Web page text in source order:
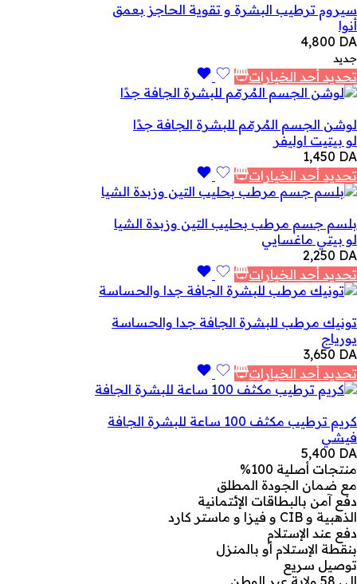
سيروم ترطيب البشرة و تقوية الحاجز بعمق
أنوا
4,800 DA
جديد
تحديد أحد الخيارات
لوشن الجسم المُرمّم للبشرة الجافة جدًا
لو بيتيت اوليفر
1,450 DA
تحديد أحد الخيارات
بلسم جسم مرطب بحليب التين وزبدة الشيا
لو بيتي ماغسايي
2,250 DA
تحديد أحد الخيارات
تونيك مرطب للبشرة الجافة جدا والحساسة
يورياج
3,650 DA
تحديد أحد الخيارات
كريم ترطيب مكثف 100 ساعة للبشرة الجافة
فيشي
5,400 DA
منتجات أصلية 100%
مع ضمان الجودة المطلق
دفع آمن بالبطاقات الإئتمانية
الذهبية و CIB و فيزا و ماستر كارد
دفع عند الإستلام
بنقطة الإستلام أو بالمنزل
توصيل سريع
إلى 58 ولاية عبر الوطن